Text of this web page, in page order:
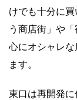
けでも十分に
う商店街」や
心にオシャレ
ます。
東口は再開発